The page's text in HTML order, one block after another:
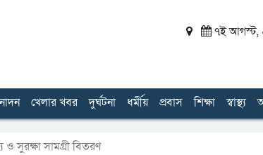
৭ই আগস্ট,
খেলার খবর দুর্ঘটনা ধর্মীয় প্রবাস শিক্ষা স্বাস্থ্য
ও সুরক্ষা সামগ্রী বিতরণ